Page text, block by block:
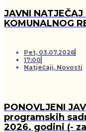
JAVNI NATJEČAJ
KOMUNALNOG
Pet, 03.07.2026
17:00
Natječaji, Novosti
PONOVLJENI
programskih
2026. godini (-